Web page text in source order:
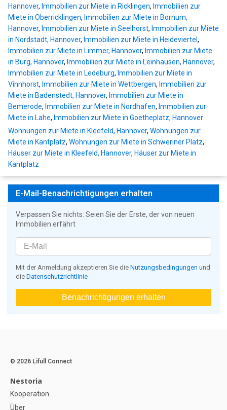
Hannover, Immobilien zur Miete in Ricklingen, Immobilien zur
Miete in Oberricklingen, Immobilien zur Miete in Bornum,
Hannover, Immobilien zur Miete in Seelhorst, Immobilien zur Miete
in Nordstadt, Hannover, Immobilien zur Miete in Heideviertel ,
Immobilien zur Miete in Limmer, Hannover, Immobilien zur Miete
in Burg, Hannover, Immobilien zur Miete in Leinhausen, Hannover,
Immobilien zur Miete in Ledeburg, Immobilien zur Miete in
Vinnhorst, Immobilien zur Miete in Wettbergen, Immobilien zur
Miete in Badenstedt, Hannover, Immobilien zur Miete in
Bemerode, Immobilien zur Miete in Nordhafen, Immobilien zur
Miete in Lahe, Immobilien zur Miete in Goetheplatz, Hannover
Wohnungen zur Miete in Kleefeld, Hannover, Wohnungen zur
Miete in Kantplatz, Wohnungen zur Miete in Schweriner Platz,
Häuser zur Miete in Kleefeld, Hannover, Häuser zur Miete in
Kantplatz
E-Mail-Benachrichtigungen erhalten
Verpassen Sie nichts: Seien Sie der Erste, der von neuen
Immobilien erfährt
Mit der Anmeldung akzeptieren Sie die Nutzungsbedingungen und
die Datenschutzrichtlinie
Benachrichtigungen erhalten
© 2026 Lifull Connect
Nestoria
Kooperation
Über